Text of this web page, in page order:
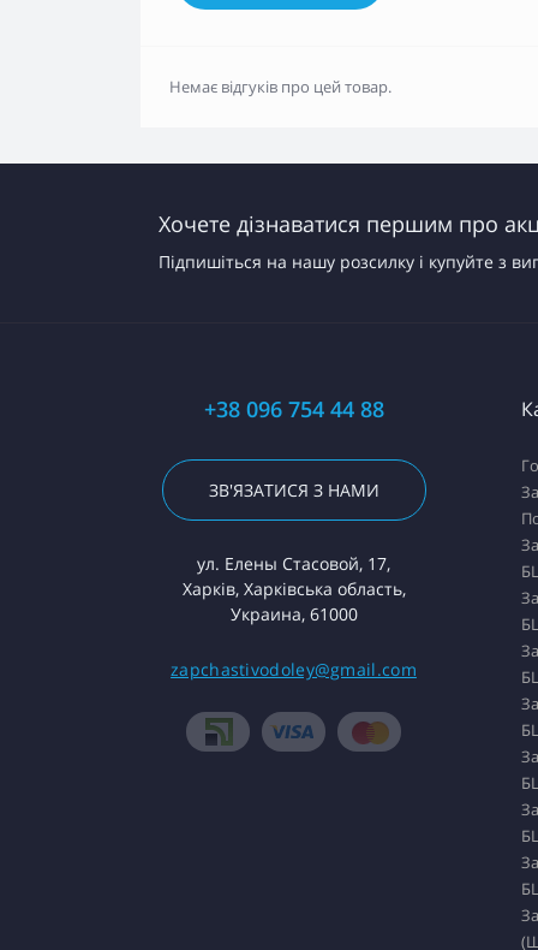
Немає відгуків про цей товар.
Хочете дізнаватися першим про
Підпишіться на нашу розсилку і купуйте з
+38 096 754 44 88
ЗВ'ЯЗАТИСЯ З НАМИ
ул. Елены Стасовой, 17,
Харків, Харківська область,
Украина, 61000
zapchastivodoley@gmail.com